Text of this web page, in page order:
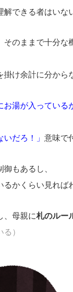
できる者はいな
そのままで十分な
掛け余計に分から
お湯が入っている
いだろ！」 意味で
もあるし、
かくらい見れば
、母親に札のルー
）